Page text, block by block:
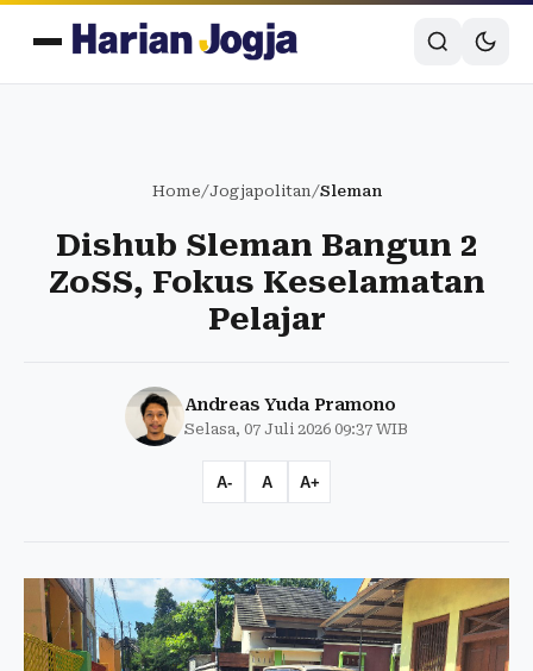
Home/Jogjapolitan/Sleman
Dishub Sleman Bangun 2
ZoSS, Fokus Keselamatan
Pelajar
Andreas Yuda Pramono
Selasa, 07 Juli 2026 09:37 WIB
A- A A+